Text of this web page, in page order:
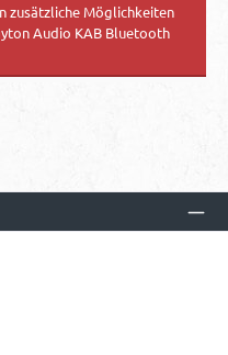
zusätzliche Möglichkeiten
Audio KAB Bluetooth